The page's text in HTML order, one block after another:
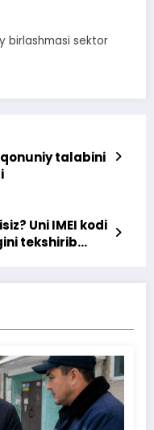
birlashmasi sektor
talabini
Uni IMEI kodi
tekshirib